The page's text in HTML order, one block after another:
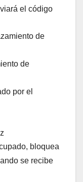
el código
de
de
por el
bloquea
se recibe